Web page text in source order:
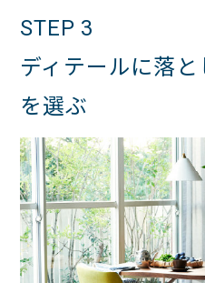
STEP 3
ディテールに落
を選ぶ